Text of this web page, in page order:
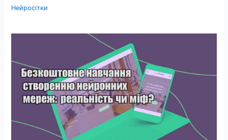
Нейросітки